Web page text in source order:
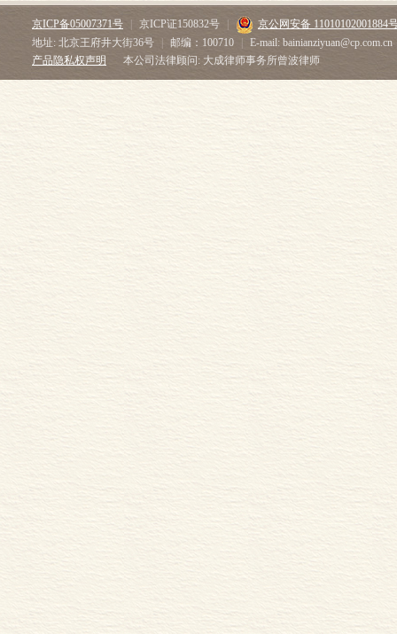
京ICP备05007371号 京ICP证150832号
京公网安备 11010102001884
地址: 北京王府井大街36号
邮编：100710
E-mail: bainianziyuan@cp.com.cn
产品隐私权声明
本公司法律顾问: 大成律师事务所曾波律师